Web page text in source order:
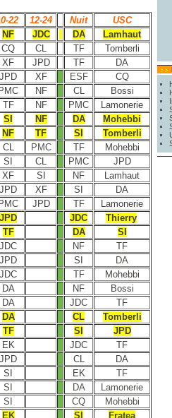
22 12-24 Nuit
USC
NF JDC DA
Lamhaut
CQ CL TF
Tomberli
XF JPD TF
DA
JPD XF ESF
CQ
NF CL
Bossi
TF NF PMC
Lamonerie
SI NF DA
Mohebbi
NF TF SI
Tomberli
CL PMC TF
Mohebbi
SI CL PMC
JPD
XF SI NF
Lamhaut
JPD XF SI
DA
JPD TF
Lamonerie
JPD JDC
Thierry
TF DA
SI
JDC NF
TF
JPD SI
DA
JDC TF
Mohebbi
DA NF
Bossi
DA JDC
TF
DA CL
Tomberli
TF SI
JPD
EK JDC
TF
JPD CL
DA
SI EK
TF
SI DA
Lamonerie
SI CQ
Mohebbi
EK SI Fratea